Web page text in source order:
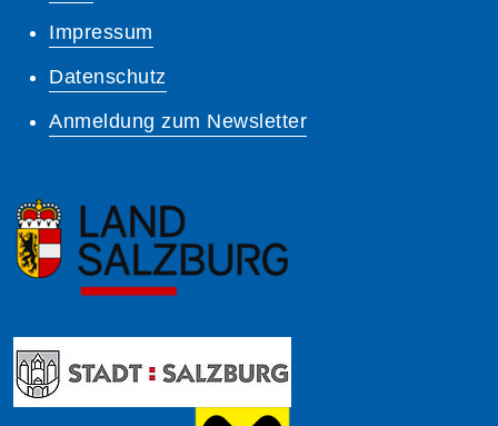
Impressum
Datenschutz
Anmeldung zum Newsletter